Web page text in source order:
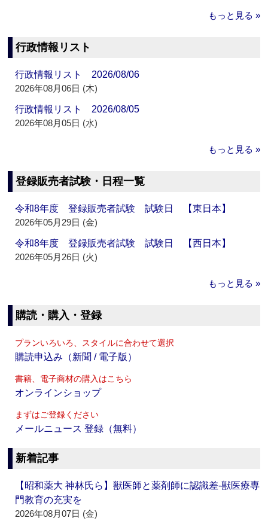
もっと見る »
行政情報リスト
行政情報リスト 2026/08/06
2026年08月06日 (木)
行政情報リスト 2026/08/05
2026年08月05日 (水)
もっと見る »
登録販売者試験・日程一覧
令和8年度 登録販売者試験 試験日 【東日本】
2026年05月29日 (金)
令和8年度 登録販売者試験 試験日 【西日本】
2026年05月26日 (火)
もっと見る »
購読・購入・登録
プランいろいろ、スタイルに合わせて選択
購読申込み（新聞 / 電子版）
書籍、電子商材の購入はこちら
オンラインショップ
まずはご登録ください
メールニュース 登録（無料）
新着記事
【昭和薬大 神林氏ら】獣医師と薬剤師に認識差‐獣医療専
門教育の充実を
2026年08月07日 (金)